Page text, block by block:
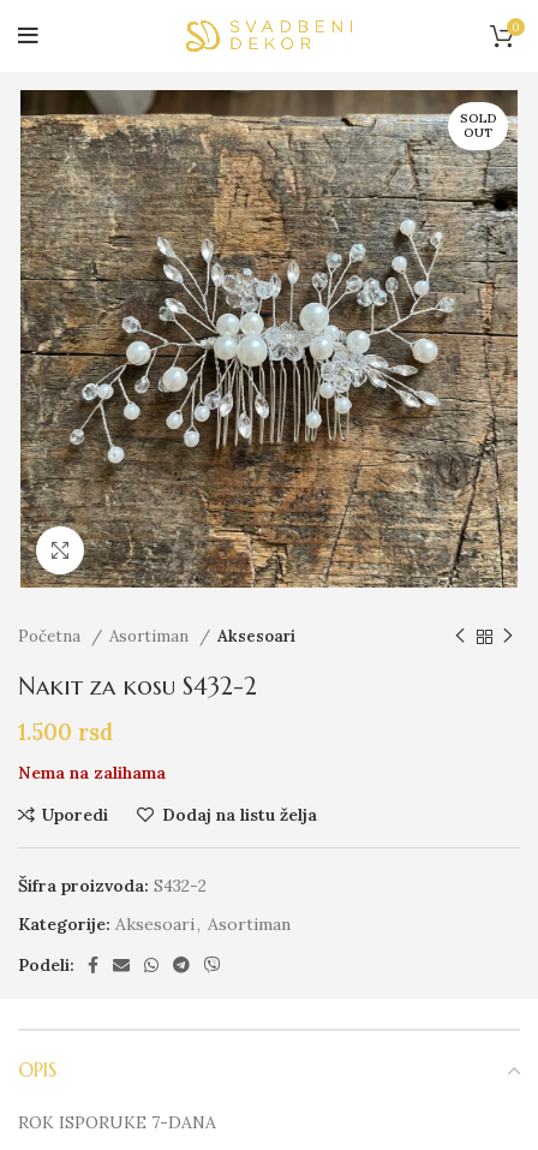
0
SOLD
OUT
Click to enlarge
Početna Asortiman Aksesoari
Nakit za kosu S432-2
1.500 rsd
Nema na zalihama
Uporedi
Dodaj na listu želja
Šifra proizvoda: S432-2
Kategorije: Aksesoari, Asortiman
Podeli:
OPIS
ROK ISPORUKE 7-DANA